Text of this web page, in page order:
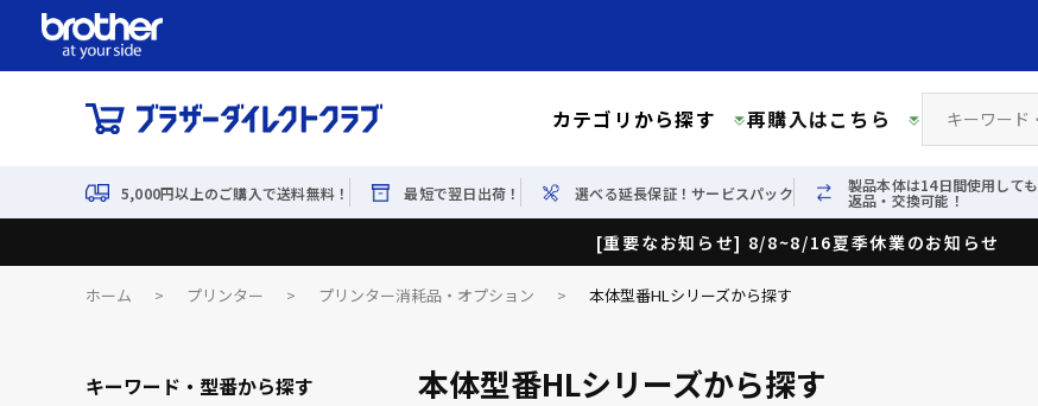
カテゴリから探す 再購入はこちら
5,000円以上のご購入で送料無料！ 最短で翌日出荷！ 選べる延長保証！サービスパック 製品本体は14日間使用しても
返品・交換可能！
[重要なお知らせ] 8/8~8/16夏季休業のお知らせ
ホーム > プリンター > プリンター消耗品・オプション > 本体型番HLシリーズから探す
キーワード・型番から探す 本体型番HLシリーズから探す